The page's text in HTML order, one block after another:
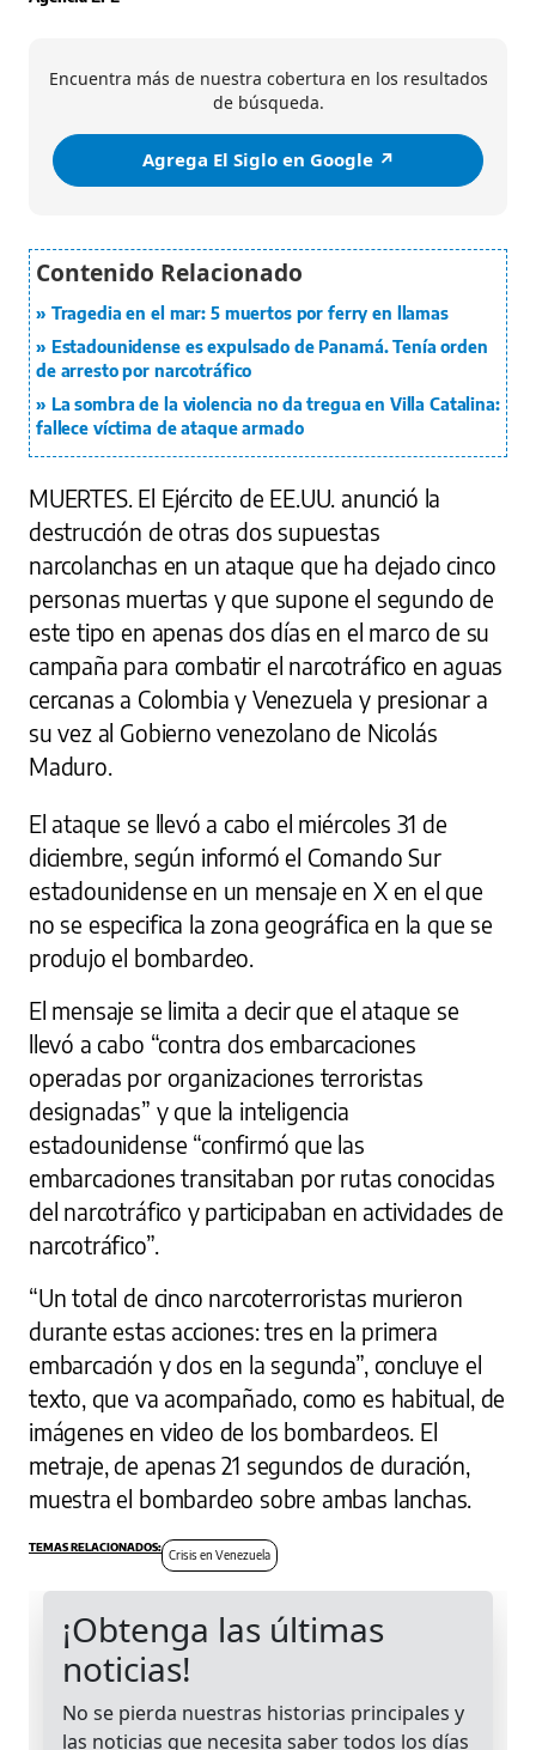
Encuentra más de nuestra cobertura en los resultados
de búsqueda.
Agrega El Siglo en Google ↗️
Tragedia en el mar: 5 muertos por ferry en llamas
Estadounidense es expulsado de Panamá. Tenía orden
de arresto por narcotráfico
La sombra de la violencia no da tregua en Villa Catalina:
fallece víctima de ataque armado
MUERTES. El Ejército de EE.UU. anunció la
destrucción de otras dos supuestas
narcolanchas en un ataque que ha dejado cinco
personas muertas y que supone el segundo de
este tipo en apenas dos días en el marco de su
campaña para combatir el narcotráfico en aguas
cercanas a Colombia y Venezuela y presionar a
su vez al Gobierno venezolano de Nicolás
Maduro.
El ataque se llevó a cabo el miércoles 31 de
diciembre, según informó el Comando Sur
estadounidense en un mensaje en X en el que
no se especifica la zona geográfica en la que se
produjo el bombardeo.
El mensaje se limita a decir que el ataque se
llevó a cabo “contra dos embarcaciones
operadas por organizaciones terroristas
designadas” y que la inteligencia
estadounidense “confirmó que las
embarcaciones transitaban por rutas conocidas
del narcotráfico y participaban en actividades de
narcotráfico”.
“Un total de cinco narcoterroristas murieron
durante estas acciones: tres en la primera
embarcación y dos en la segunda”, concluye el
texto, que va acompañado, como es habitual, de
imágenes en video de los bombardeos. El
metraje, de apenas 21 segundos de duración,
muestra el bombardeo sobre ambas lanchas.
Crisis en Venezuela